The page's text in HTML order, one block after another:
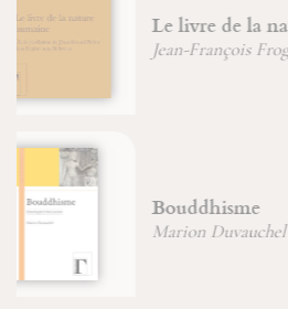
Edith
Amata
D'un
Caucase
Marion